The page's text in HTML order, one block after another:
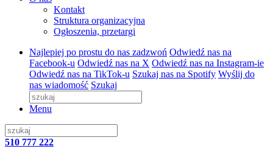
Kontakt
Struktura organizacyjna
Ogłoszenia, przetargi
Najlepiej po prostu do nas zadzwoń Odwiedź nas na
Facebook-u Odwiedź nas na X Odwiedź nas na Instagram-ie
Odwiedź nas na TikTok-u Szukaj nas na Spotify Wyślij do
nas wiadomość Szukaj
Menu
510 777 222